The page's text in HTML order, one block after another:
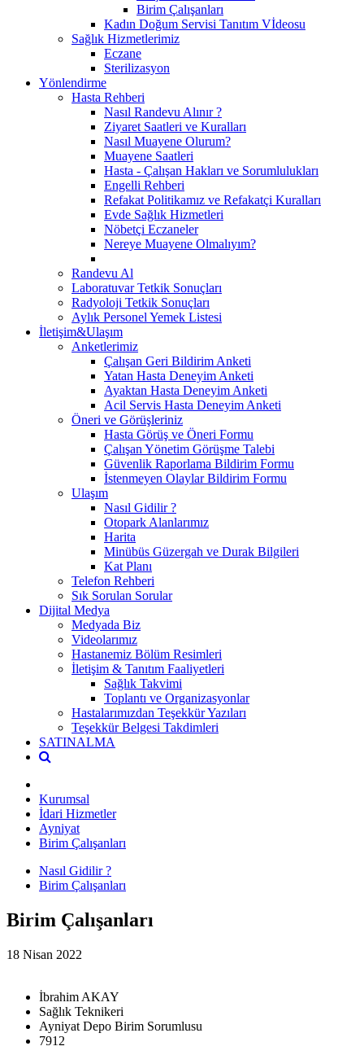
Birim Çalışanları
Kadın Doğum Servisi Tanıtım Vİdeosu
Sağlık Hizmetlerimiz
Eczane
Sterilizasyon
Yönlendirme
Hasta Rehberi
Nasıl Randevu Alınır ?
Ziyaret Saatleri ve Kuralları
Nasıl Muayene Olurum?
Muayene Saatleri
Hasta - Çalışan Hakları ve Sorumlulukları
Engelli Rehberi
Refakat Politikamız ve Refakatçi Kuralları
Evde Sağlık Hizmetleri
Nöbetçi Eczaneler
Nereye Muayene Olmalıyım?
Randevu Al
Laboratuvar Tetkik Sonuçları
Radyoloji Tetkik Sonuçları
Aylık Personel Yemek Listesi
İletişim&Ulaşım
Anketlerimiz
Çalışan Geri Bildirim Anketi
Yatan Hasta Deneyim Anketi
Ayaktan Hasta Deneyim Anketi
Acil Servis Hasta Deneyim Anketi
Öneri ve Görüşleriniz
Hasta Görüş ve Öneri Formu
Çalışan Yönetim Görüşme Talebi
Güvenlik Raporlama Bildirim Formu
İstenmeyen Olaylar Bildirim Formu
Ulaşım
Nasıl Gidilir ?
Otopark Alanlarımız
Harita
Minübüs Güzergah ve Durak Bilgileri
Kat Planı
Telefon Rehberi
Sık Sorulan Sorular
Dijital Medya
Medyada Biz
Videolarımız
Hastanemiz Bölüm Resimleri
İletişim & Tanıtım Faaliyetleri
Sağlık Takvimi
Toplantı ve Organizasyonlar
Hastalarımızdan Teşekkür Yazıları
Teşekkür Belgesi Takdimleri
SATINALMA
Kurumsal
İdari Hizmetler
Ayniyat
Birim Çalışanları
Nasıl Gidilir ?
Birim Çalışanları
Birim Çalışanları
18 Nisan 2022
İbrahim AKAY
Sağlık Teknikeri
Ayniyat Depo Birim Sorumlusu
7912